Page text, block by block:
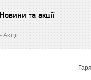
Новини та акції
Акції